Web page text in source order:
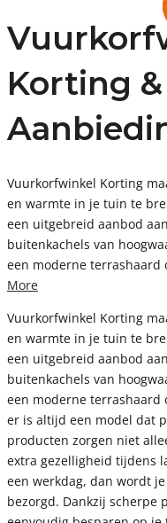
Korting &
Vuurkorfwinkel Korting
en warmte in je tuin te
een uitgebreid aanbod
buitenkachels van
een moderne terrashaard
More
Vuurkorfwinkel Korting
en warmte in je tuin te
een uitgebreid aanbod
buitenkachels van
een moderne
er is altijd een model dat
producten zorgen niet
extra gezelligheid tijdens
een werkdag, dan wordt
bezorgd. Dankzij scherpe